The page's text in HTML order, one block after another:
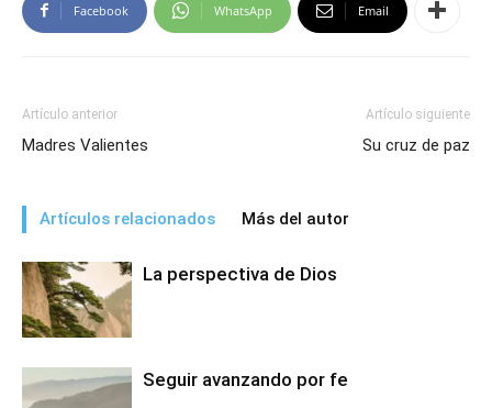
Facebook WhatsApp Email
Artículo anterior
Madres Valientes
Artículo siguiente
Su cruz de paz
Artículos relacionados Más del autor
La perspectiva de Dios
Seguir avanzando por fe